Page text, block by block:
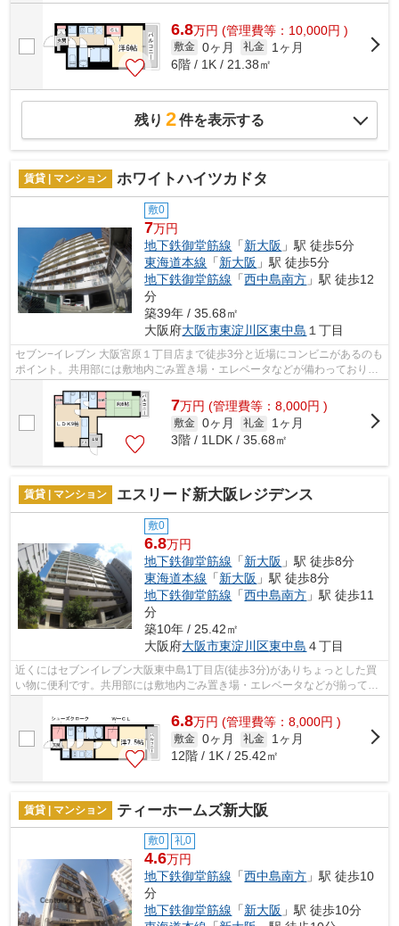
6.8万円 (管理費等：10,000円 )
敷金 0ヶ月 礼金
1ヶ月
6階 / 1K / 21.38㎡
残り 2件を表示する
賃貸 | マンション ホワイトハイツカドタ
敷0
7万円
地下鉄御堂筋線 「新大阪 」駅 徒歩5分
東海道本線 「新大阪 」駅 徒歩5分
地下鉄御堂筋線 「西中島南方 」駅 徒歩12
分
築39年 / 35.68㎡
大阪府大阪市東淀川区東中島 １丁目
セブン−イレブン 大阪宮原１丁目店まで徒歩3分と近場にコンビニがあるのも
ポイント。共用部には敷地内ごみ置き場・エレベータなどが備わっておりと
ても充実しています。移動範囲が広が...
7万円 (管理費等：8,000円 )
敷金 0ヶ月 礼金
1ヶ月
3階 / 1LDK / 35.68㎡
賃貸 | マンション エスリード新大阪レジデンス
敷0
6.8万円
地下鉄御堂筋線 「新大阪 」駅 徒歩8分
東海道本線 「新大阪 」駅 徒歩8分
地下鉄御堂筋線 「西中島南方 」駅 徒歩11
分
築10年 / 25.42㎡
大阪府大阪市東淀川区東中島 ４丁目
近くにはセブンイレブン大阪東中島1丁目店(徒歩3分)がありちょっとした買
い物に便利です。共用部には敷地内ごみ置き場・エレベータなどが揃ってお
り、とても充実しています。物件の近...
6.8万円 (管理費等：8,000円 )
敷金 0ヶ月 礼金
1ヶ月
12階 / 1K / 25.42㎡
賃貸 | マンション ティーホームズ新大阪
敷0 礼0
4.6万円
地下鉄御堂筋線 「西中島南方 」駅 徒歩10
分
地下鉄御堂筋線 「新大阪 」駅 徒歩10分